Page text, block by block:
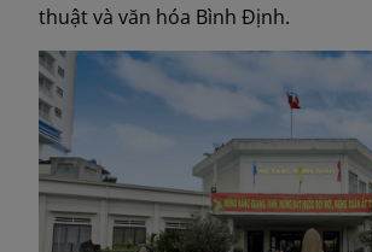
thuật và văn hóa Bình Định.